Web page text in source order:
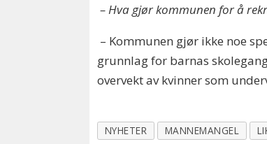
– Hva gjør kommunen for å
– Kommunen gjør ikke noe
grunnlag for barnas
overvekt av kvinner som
NYHETER MANNEMANGEL